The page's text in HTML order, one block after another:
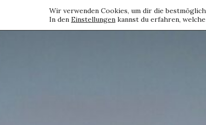
Wir verwenden Cookies, um dir die
In den Einstellungenkannst du erfahren,